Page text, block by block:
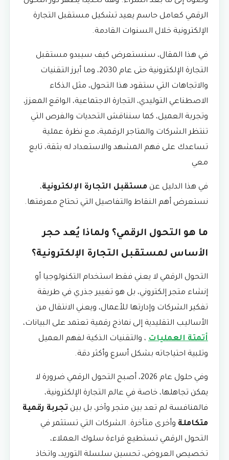
الرقمي كعامل حاسم يعيد تشكيل مستقبل التجارة
الإلكترونية خلال السنوات القادمة.
في هذا المقال، سنستعرض كيف سيبدو مستقبل
التجارة الإلكترونية حتى عام 2030، وما أبرز التقنيات
والاتجاهات التي ستقود هذا التحول، مثل الذكاء
الاصطناعي التوليدي، التجارة الاجتماعية، الواقع المعزز،
وتجربة العميل، كما سنناقش التحديات والفرص التي
تنتظر الشركات والمتاجر الرقمية، مع نظرة عملية
تساعدك على فهم المشهد والاستعداد له بثقة، تابع
معي
في هذا الدليل عن مستقبل التجارة الإلكترونية،
نستعرض أهم النقاط والتفاصيل التي تحتاج معرفتها.
ما هو التحول الرقمي؟ ولماذا يُعد حجر
الأساس لمستقبل التجارة الإلكترونية؟
التحول الرقمي لا يعني فقط استخدام التكنولوجيا أو
إنشاء متجر إلكتروني، بل هو تغيير جذري في طريقة
تفكير الشركات وإدارتها للأعمال، ويعني الانتقال من
الأساليب التقليدية إلى نماذج رقمية تعتمد على البيانات،
أتمتة العمليات ، والتقنيات الذكية لفهم العميل
وتلبية احتياجاته بشكل أسرع وأكثر دقة.
وفي حلول عام 2026، أصبح التحول الرقمي ضرورة لا
يمكن تجاهلها، خاصة في عالم التجارة الإلكترونية،
فالمنافسة لم تعد بين متجر وآخر، بل بين تجربة رقمية
متكاملة وأخرى متأخرة. الشركات التي تستثمر في
التحول الرقمي تستطيع قراءة سلوك العملاء،
تخصيص العروض، تحسين سلسلة التوريد، واتخاذ